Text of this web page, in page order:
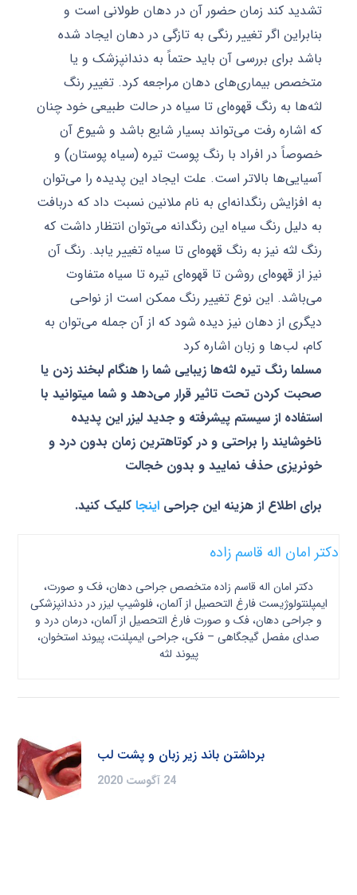
تشدید کند زمان حضور آن در دهان طولانی است و
بنابراین اگر تغییر رنگی به تازگی در دهان ایجاد شده
باشد برای بررسی آن باید حتماً به دندانپزشک و یا
متخصص بیماری‌های دهان مراجعه کرد. تغییر رنگ
لثه‌ها به رنگ قهوه‌ای تا سیاه در حالت طبیعی خود چنان
که اشاره رفت می‌تواند بسیار شایع باشد و شیوع آن
خصوصاً در افراد با رنگ پوست تیره (سیاه پوستان) و
آسیایی‌ها بالاتر است. علت ایجاد این پدیده را می‌توان
به افزایش رنگدانه‌ای به نام ملانین نسبت داد که دربافت
به دلیل رنگ سیاه این رنگدانه می‌توان انتظار داشت که
رنگ لثه نیز به رنگ قهوه‌ای تا سیاه تغییر یابد. رنگ آن
نیز از قهوه‌ای روشن تا قهوه‌ای تیره تا سیاه متفاوت
می‌باشد. این نوع تغییر رنگ ممکن است از نواحی
دیگری از دهان نیز دیده شود که از آن جمله می‌توان به
کام، لب‌ها و زبان اشاره کرد
مسلما رنگ تیره لثه‌ها زیبایی شما را هنگام لبخند زدن یا
صحبت کردن تحت تاثیر قرار می‌دهد و شما میتوانید با
استفاده از سیستم پیشرفته و جدید لیزر این پدیده
ناخوشایند را براحتی و در کوتاهترین زمان بدون درد و
خونریزی حذف نمایید و بدون خجالت
برای اطلاع از هزینه این جراحیاینجا کلیک کنید.
دکتر امان اله قاسم زاده
دکتر امان اله قاسم زاده متخصص جراحی دهان، فک و صورت،
ایمپلنتولوژیست فارغ التحصیل از آلمان، فلوشیپ لیزر در دندانپزشکی
و جراحی دهان، فک و صورت فارغ التحصیل از آلمان، درمان درد و
صدای مفصل گیجگاهی – فکی، جراحی ایمپلنت، پیوند استخوان،
پیوند لثه
برداشتن باند زیر زبان و پشت لب
24 آگوست 2020